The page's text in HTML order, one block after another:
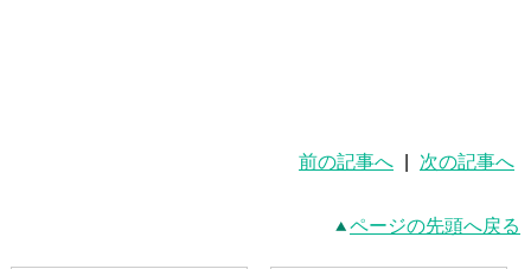
前の記事へ 次の記事へ
ページの先頭へ戻る